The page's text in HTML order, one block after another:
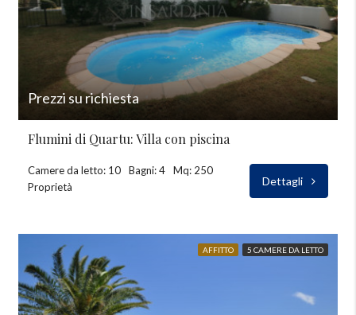
Prezzi su richiesta
Flumini di Quartu: Villa con piscina
Camere da letto: 10 Bagni: 4
Mq: 250
Proprietà
Dettagli
AFFITTO 5 CAMERE DA LETTO